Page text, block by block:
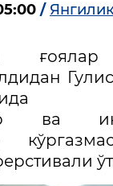
/
ва